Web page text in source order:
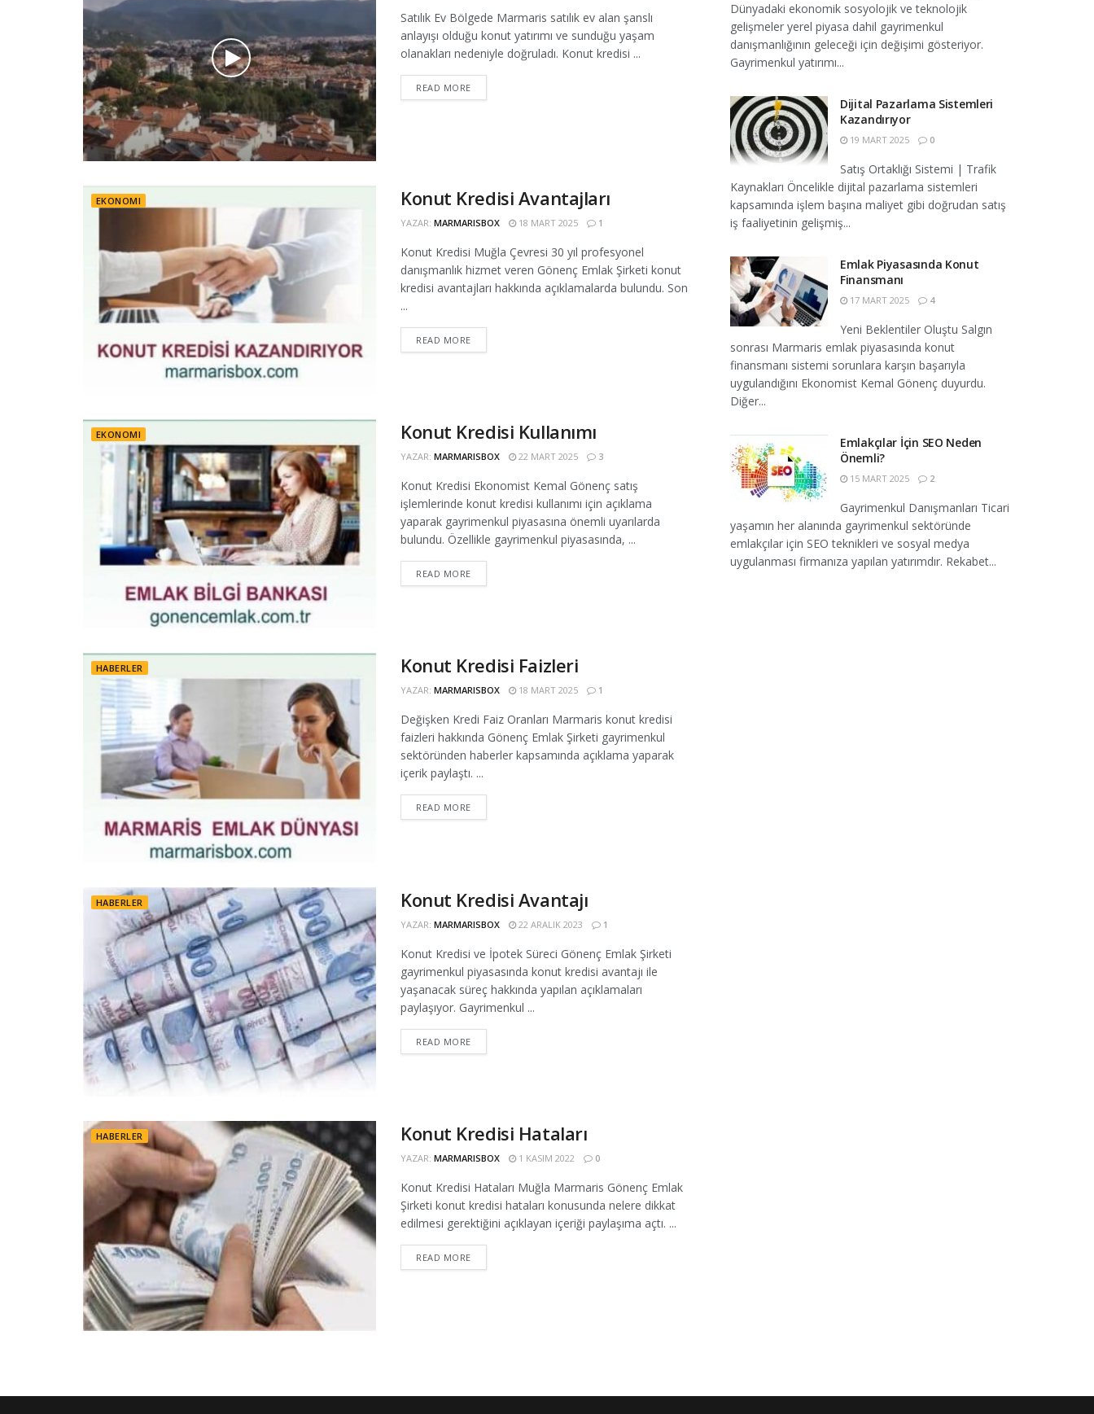
Satılık Ev Bölgede Marmaris satılık ev alan şanslı
anlayışı olduğu konut yatırımı ve sunduğu yaşam
olanakları nedeniyle doğruladı. Konut kredisi ...
READ MORE
EKONOMI Konut Kredisi Avantajları
YAZAR: MARMARISBOX 18 MART 2025 1
Konut Kredisi Muğla Çevresi 30 yıl profesyonel
danışmanlık hizmet veren Gönenç Emlak Şirketi konut
kredisi avantajları hakkında açıklamalarda bulundu. Son
...
READ MORE
EKONOMI Konut Kredisi Kullanımı
YAZAR: MARMARISBOX 22 MART 2025 3
Konut Kredisi Ekonomist Kemal Gönenç satış
işlemlerinde konut kredisi kullanımı için açıklama
yaparak gayrimenkul piyasasına önemli uyarılarda
bulundu. Özellikle gayrimenkul piyasasında, ...
READ MORE
HABERLER Konut Kredisi Faizleri
YAZAR: MARMARISBOX 18 MART 2025 1
Değişken Kredi Faiz Oranları Marmaris konut kredisi
faizleri hakkında Gönenç Emlak Şirketi gayrimenkul
sektöründen haberler kapsamında açıklama yaparak
içerik paylaştı. ...
READ MORE
HABERLER Konut Kredisi Avantajı
YAZAR: MARMARISBOX 22 ARALIK 2023 1
Konut Kredisi ve İpotek Süreci Gönenç Emlak Şirketi
gayrimenkul piyasasında konut kredisi avantajı ile
yaşanacak süreç hakkında yapılan açıklamaları
paylaşıyor. Gayrimenkul ...
READ MORE
HABERLER Konut Kredisi Hataları
YAZAR: MARMARISBOX 1 KASIM 2022 0
Konut Kredisi Hataları Muğla Marmaris Gönenç Emlak
Şirketi konut kredisi hataları konusunda nelere dikkat
edilmesi gerektiğini açıklayan içeriği paylaşıma açtı. ...
READ MORE
Dünyadaki ekonomik sosyolojik ve teknolojik
gelişmeler yerel piyasa dahil gayrimenkul
danışmanlığının geleceği için değişimi gösteriyor.
Gayrimenkul yatırımı...
Dijital Pazarlama Sistemleri
Kazandırıyor
19 MART 2025 0
Satış Ortaklığı Sistemi | Trafik
Kaynakları Öncelikle dijital pazarlama sistemleri
kapsamında işlem başına maliyet gibi doğrudan satış
iş faaliyetinin gelişmiş...
Emlak Piyasasında Konut
Finansmanı
17 MART 2025 4
Yeni Beklentiler Oluştu Salgın
sonrası Marmaris emlak piyasasında konut
finansmanı sistemi sorunlara karşın başarıyla
uygulandığını Ekonomist Kemal Gönenç duyurdu.
Diğer...
Emlakçılar İçin SEO Neden
Önemli?
15 MART 2025 2
Gayrimenkul Danışmanları Ticari
yaşamın her alanında gayrimenkul sektöründe
emlakçılar için SEO teknikleri ve sosyal medya
uygulanması firmanıza yapılan yatırımdır. Rekabet...